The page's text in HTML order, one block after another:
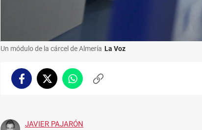
Un módulo de la cárcel de Almería La Voz
FacebookTwitterWhatsappCopiar
JAVIER PAJARÓN